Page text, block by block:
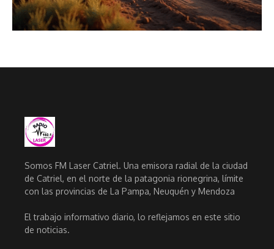
Somos FM Laser Catriel. Una emisora radial de la ciudad
de Catriel, en el norte de la patagonia rionegrina, límite
con las provincias de La Pampa, Neuquén y Mendoza
El trabajo informativo diario, lo reflejamos en este sitio
de noticias.